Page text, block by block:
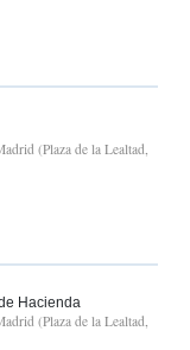
(Plaza de la Lealtad,
Hacienda
(Plaza de la Lealtad,